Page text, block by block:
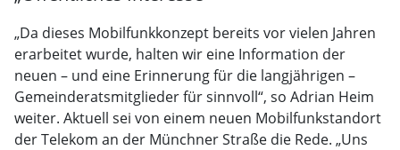
„Da dieses Mobilfunkkonzept bereits vor vielen Jahren
erarbeitet wurde, halten wir eine Information der
neuen – und eine Erinnerung für die langjährigen –
Gemeinderatsmitglieder für sinnvoll“, so Adrian Heim
weiter. Aktuell sei von einem neuen Mobilfunkstandort
der Telekom an der Münchner Straße die Rede. „Uns